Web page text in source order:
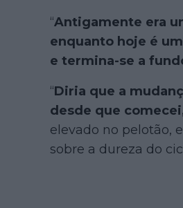
“Antigamente era
enquanto hoje é
e termina-se a
“Diria que a
desde que
elevado no pelotão,
sobre a dureza do